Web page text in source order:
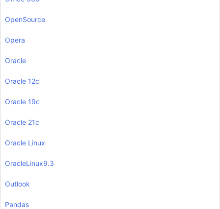
OpenSource
Opera
Oracle
Oracle 12c
Oracle 19c
Oracle 21c
Oracle Linux
OracleLinux9.3
Outlook
Pandas